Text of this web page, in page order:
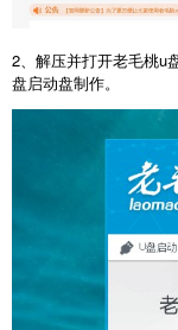
2、解压并打开老毛桃u
盘启动盘制作。